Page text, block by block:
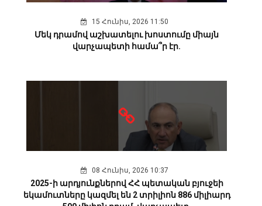
15 Հունիս, 2026 11:50
Մեկ դրամով աշխատելու խոստումը միայն
վարչապետի համա՞ր էր.
08 Հունիս, 2026 10:37
2025-ի արդյունքներով ՀՀ պետական բյուջեի
եկամուտները կազմել են 2 տրիլիոն 886 միլիարդ